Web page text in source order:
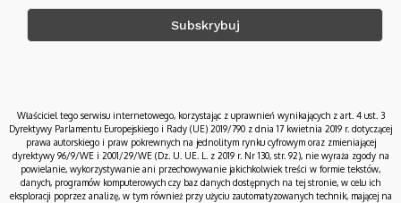
Właściciel tego serwisu internetowego, korzystając z uprawnień wynikających z art. 4 ust. 3
Dyrektywy Parlamentu Europejskiego i Rady (UE) 2019/790 z dnia 17 kwietnia 2019 r. dotyczącej
prawa autorskiego i praw pokrewnych na jednolitym rynku cyfrowym oraz zmieniającej
dyrektywy 96/9/WE i 2001/29/WE (Dz. U. UE. L. z 2019 r. Nr 130, str. 92), nie wyraża zgody na
powielanie, wykorzystywanie ani przechowywanie jakichkolwiek treści w formie tekstów,
danych, programów komputerowych czy baz danych dostępnych na tej stronie, w celu ich
eksploracji poprzez analizę, w tym również przy użyciu zautomatyzowanych technik, mającej na